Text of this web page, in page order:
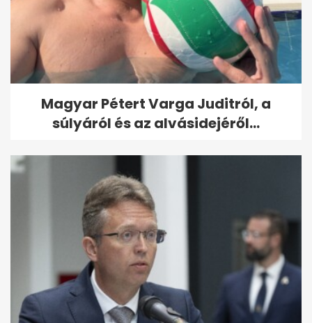
Magyar Pétert Varga Juditról, a
súlyáról és az alvásidejéről...